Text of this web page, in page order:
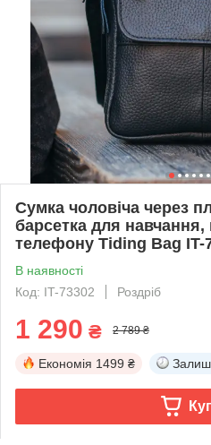
Сумка чоловіча через
барсетка для
телефону Tiding Bag IT-
В наявності
Код: IT-73302
Роздріб
1 290 ₴ 2 789 ₴
Економія 1499 ₴